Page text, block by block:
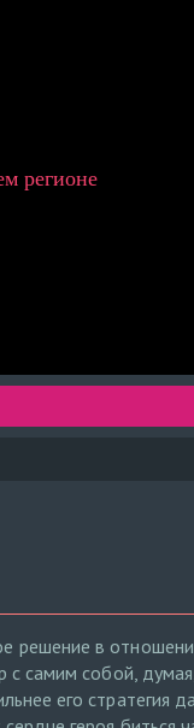
решение в
с самим собой,
его стратегия